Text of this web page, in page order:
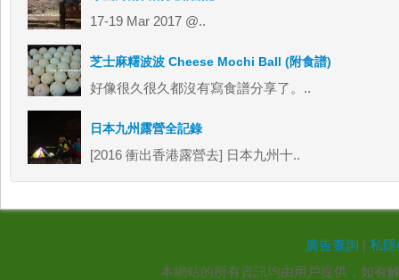
17-19 Mar 2017 @..
芝士麻糬波波 Cheese Mochi Ball (附食譜)
好像很久很久都沒有寫食譜分享了。..
日本九州露營全記錄
[2016 衝出香港露營去] 日本九州十..
廣告查詢 |私
本網站的所有資訊均由用戶提供，如有